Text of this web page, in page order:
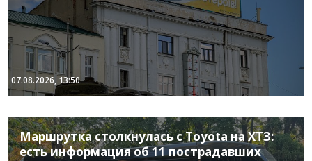
07.08.2026, 13:50
Маршрутка столкнулась с Toyota на ХТЗ:
есть информация об 11 пострадавших